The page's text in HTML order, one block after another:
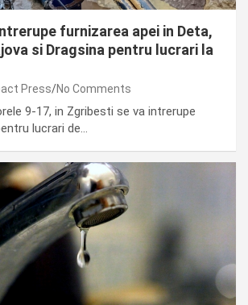
furnizarea apei in Deta,
si Dragsina pentru lucrari la
Press No Comments
9-17, in Zgribesti se va intrerupe
lucrari de…